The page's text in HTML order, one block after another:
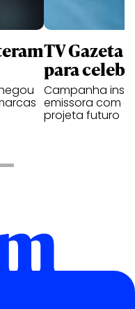
TV Gazeta
para
Campanha
emissora com
projeta futuro